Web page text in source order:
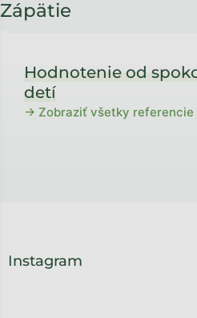
Zápätie
Hodnotenie od
detí
→ Zobraziť všetky referencie
Instagram